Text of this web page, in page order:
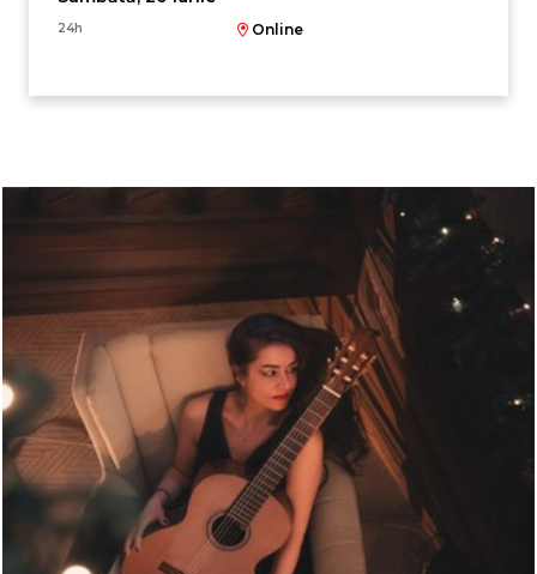
24h Online